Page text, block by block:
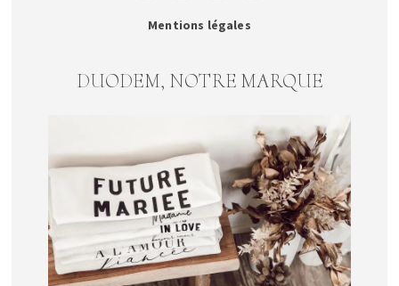
Mentions légales
DUODEM, NOTRE MARQUE